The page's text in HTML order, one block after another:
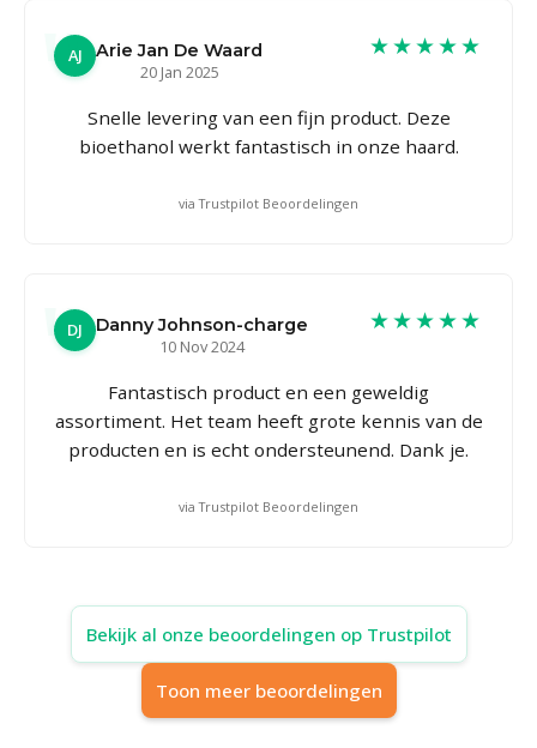
AJ
Arie Jan De Waard
20 Jan 2025
★★★★★
Snelle levering van een fijn product. Deze
bioethanol werkt fantastisch in onze haard.
via Trustpilot Beoordelingen
DJ
Danny Johnson-charge
10 Nov 2024
★★★★★
Fantastisch product en een geweldig
assortiment. Het team heeft grote kennis van de
producten en is echt ondersteunend. Dank je.
via Trustpilot Beoordelingen
Bekijk al onze beoordelingen op Trustpilot
Toon meer beoordelingen